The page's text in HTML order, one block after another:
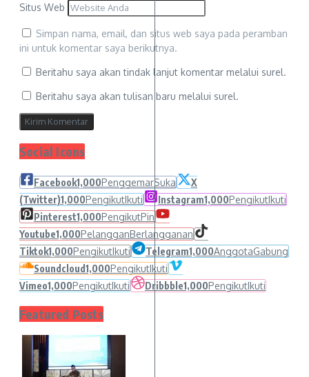
Situs Web
Simpan nama, email, dan situs web saya pada peramban
ini untuk komentar saya berikutnya.
Beritahu saya akan tindak lanjut komentar melalui surel.
Beritahu saya akan tulisan baru melalui surel.
Social Icons
Facebook1,000PenggemarSuka
X
(Twitter)1,000PengikutIkuti Instagram1,000PengikutIkuti
Pinterest1,000PengikutPin
Youtube1,000PelangganBerlangganan
Tiktok1,000PengikutIkuti Telegram1,000AnggotaGabung
Soundcloud1,000PengikutIkuti
Vimeo1,000PengikutIkuti Dribbble1,000PengikutIkuti
Featured Posts